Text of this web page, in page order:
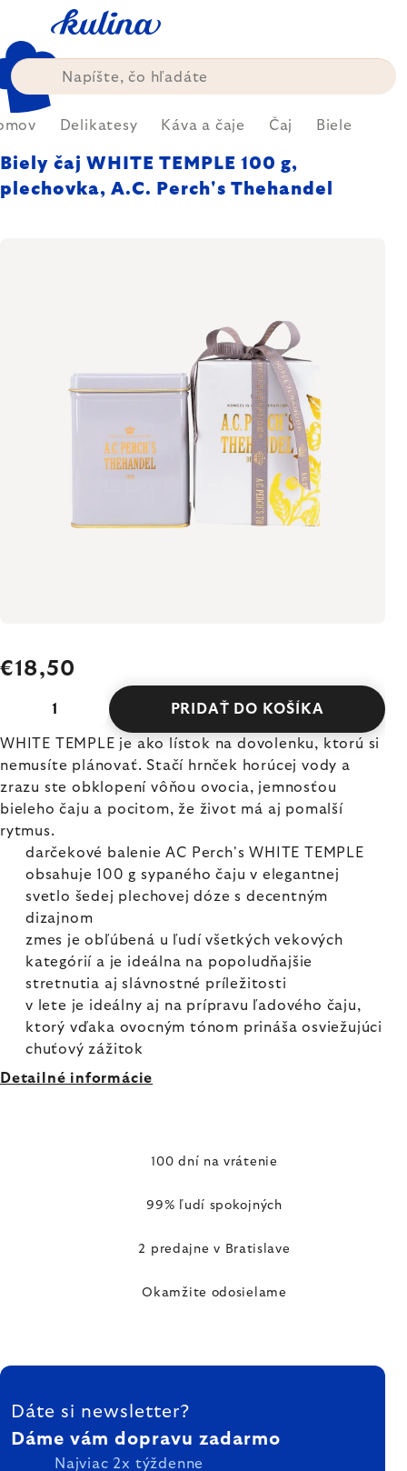
obsah
Delikatesy Káva a čaje Čaj Biele
Biely čaj WHITE TEMPLE 100 g,
plechovka, A.C. Perch's Thehandel
€18,50
PRIDAŤ DO KOŠÍKA
WHITE TEMPLE je ako lístok na dovolenku, ktorú si
nemusíte plánovať. Stačí hrnček horúcej vody a
zrazu ste obklopení vôňou ovocia, jemnosťou
bieleho čaju a pocitom, že život má aj pomalší
rytmus.
darčekové balenie AC Perch's WHITE TEMPLE
obsahuje 100 g sypaného čaju v elegantnej
svetlo šedej plechovej dóze s decentným
dizajnom
zmes je obľúbená u ľudí všetkých vekových
kategórií a je ideálna na popoludňajšie
stretnutia aj slávnostné príležitosti
v lete je ideálny aj na prípravu ľadového čaju,
ktorý vďaka ovocným tónom prináša osviežujúci
chuťový zážitok
Detailné informácie
100 dní na vrátenie
99% ľudí spokojných
2 predajne v Bratislave
Okamžite odosielame
ZÁPÄTIE
Dáte si newsletter?
Dáme vám dopravu zadarmo
Najviac 2x týždenne